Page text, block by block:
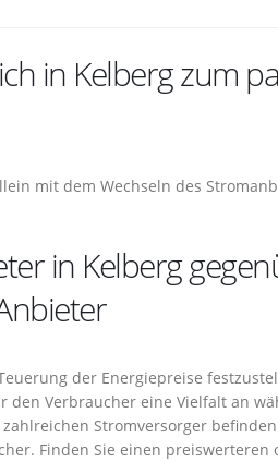
in Kelberg zum
mit dem Wechseln des
in Kelberg
der Energiepreise
Verbraucher eine Vielfalt an
Stromversorger
Finden Sie einen